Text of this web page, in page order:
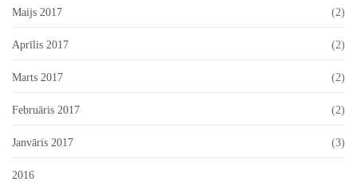
Maijs 2017 (2)
Aprīlis 2017 (2)
Marts 2017 (2)
Februāris 2017 (2)
Janvāris 2017 (3)
2016